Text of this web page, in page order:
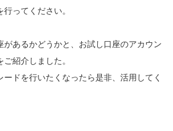
ってください。
があるかどうかと、お試し口座のアカウン
紹介しました。
ドを行いたくなったら是非、活用してく